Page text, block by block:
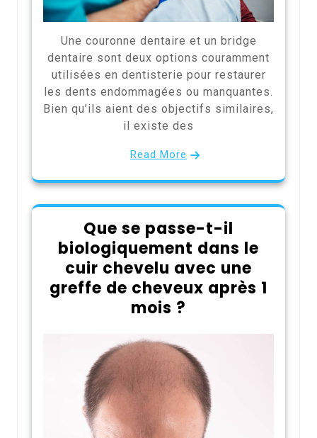
Une couronne dentaire et un bridge
dentaire sont deux options couramment
utilisées en dentisterie pour restaurer
les dents endommagées ou manquantes.
Bien qu’ils aient des objectifs similaires,
il existe des
Read More
Que se passe-t-il
biologiquement dans le
cuir chevelu avec une
greffe de cheveux après 1
mois ?